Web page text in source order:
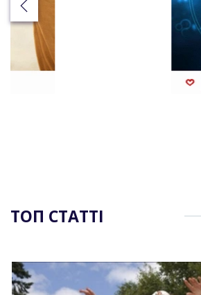
ТОП СТАТТІ